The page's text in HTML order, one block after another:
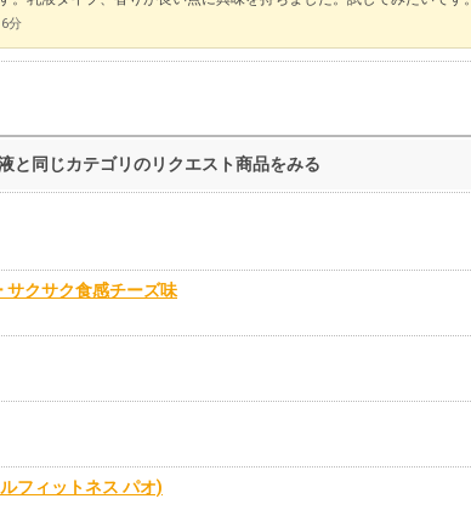
分
と同じカテゴリのリクエスト商品をみる
サクサク食感チーズ味
フィットネス パオ)